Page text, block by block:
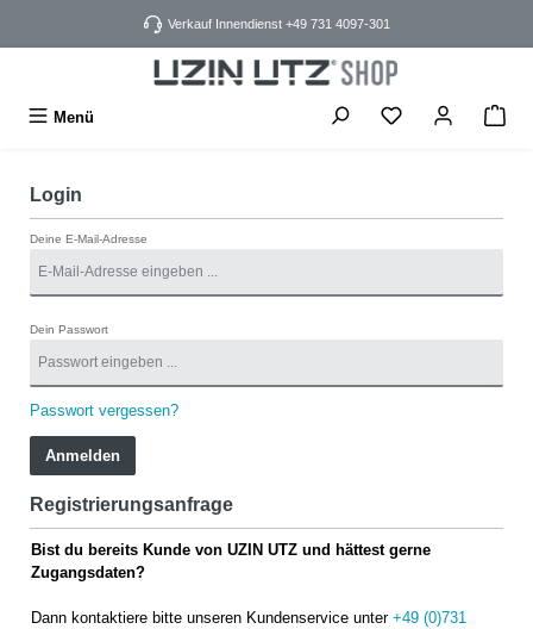
Verkauf Innendienst +49 731 4097-301
Menü
Login
Deine E-Mail-Adresse
Dein Passwort
Passwort vergessen?
Anmelden
Registrierungsanfrage
Bist du bereits Kunde von UZIN UTZ und hättest gerne
Zugangsdaten?
Dann kontaktiere bitte unseren Kundenservice unter +49 (0)731